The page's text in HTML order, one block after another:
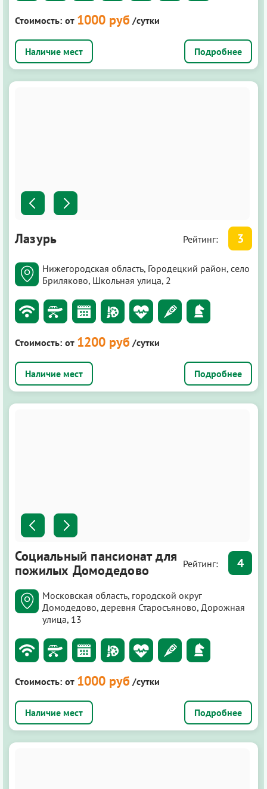
Стоимость: от 1000 руб /сутки
Подробнее
Лазурь Рейтинг: 3
Нижегородская область, Городецкий район, село
Бриляково, Школьная улица, 2
Стоимость: от 1200 руб /сутки
Подробнее
Социальный пансионат для
пожилых Домодедово
Рейтинг: 4
Московская область, городской округ
Домодедово, деревня Старосъяново, Дорожная
улица, 13
Стоимость: от 1000 руб /сутки
Подробнее